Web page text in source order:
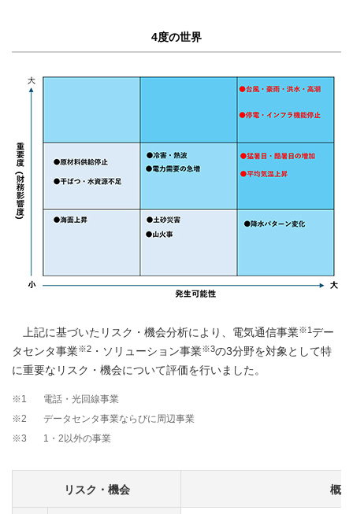
4度の世界
上記に基づいたリスク・機会分析により、電気通信事業※1デー
タセンタ事業※2 ・ソリューション事業※3の3分野を対象として特
に重要なリスク・機会について評価を行いました。
※1
電話・光回線事業
※2
データセンタ事業ならびに周辺事業
※3
1・2以外の事業
リスク・機会 概要